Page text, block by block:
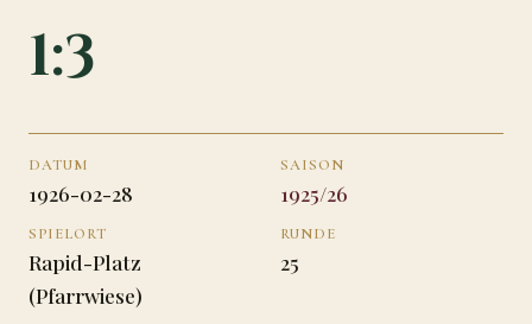
1:3
DATUM
1926-02-28
SAISON
1925/26
SPIELORT
Rapid-Platz
(Pfarrwiese)
RUNDE
25